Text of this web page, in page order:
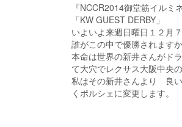
『NCCR2014御堂筋イルミ
「KW GUEST DERBY」
いよいよ来週日曜日１２
誰がこの中で優勝されます
本命は世界の新井さんがド
て大穴でレクサス大阪中央
私はその新井さんより 良
くポルシェに変更します。